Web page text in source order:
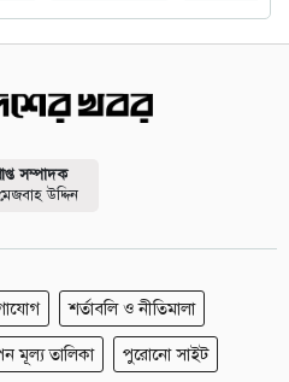
সম্পাদক
উদ্দিন
শর্তাবলি ও নীতিমালা
মূল্য তালিকা পুরোনো সাইট